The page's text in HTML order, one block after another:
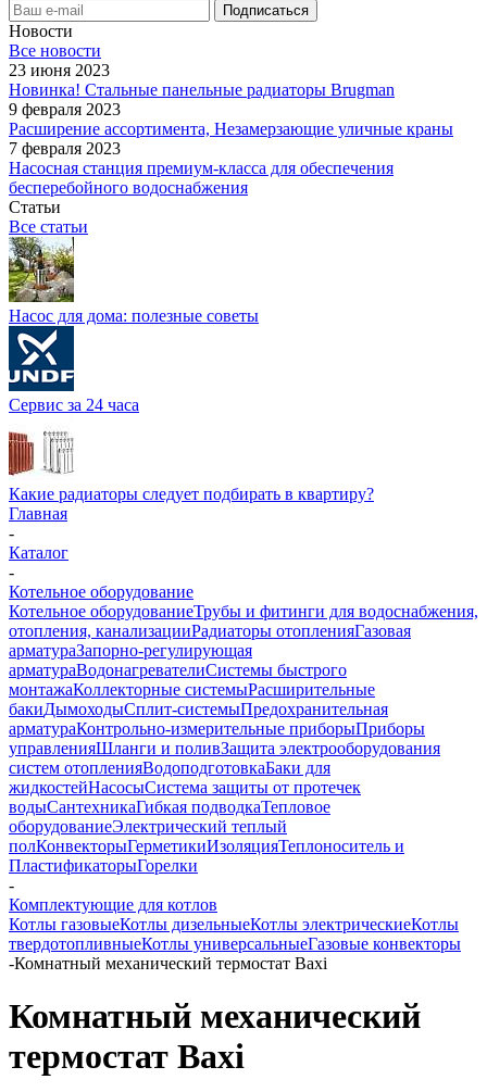
Новости
Все новости
23 июня 2023
Новинка! Стальные панельные радиаторы Brugman
9 февраля 2023
Расширение ассортимента, Незамерзающие уличные краны
7 февраля 2023
Насосная станция премиум-класса для обеспечения
бесперебойного водоснабжения
Статьи
Все статьи
Насос для дома: полезные советы
Сервис за 24 часа
Какие радиаторы следует подбирать в квартиру?
Главная
-
Каталог
-
Котельное оборудование
Котельное оборудованиеТрубы и фитинги для водоснабжения,
отопления, канализацииРадиаторы отопленияГазовая
арматураЗапорно-регулирующая
арматураВодонагревателиСистемы быстрого
монтажаКоллекторные системыРасширительные
бакиДымоходыСплит-системыПредохранительная
арматураКонтрольно-измерительные приборыПриборы
управленияШланги и поливЗащита электрооборудования
систем отопленияВодоподготовкаБаки для
жидкостейНасосыСистема защиты от протечек
водыСантехникаГибкая подводкаТепловое
оборудованиеЭлектрический теплый
полКонвекторыГерметикиИзоляцияТеплоноситель и
ПластификаторыГорелки
-
Комплектующие для котлов
Котлы газовыеКотлы дизельныеКотлы электрическиеКотлы
твердотопливныеКотлы универсальныеГазовые конвекторы
-Комнатный механический термостат Baxi
Комнатный механический
термостат Baxi